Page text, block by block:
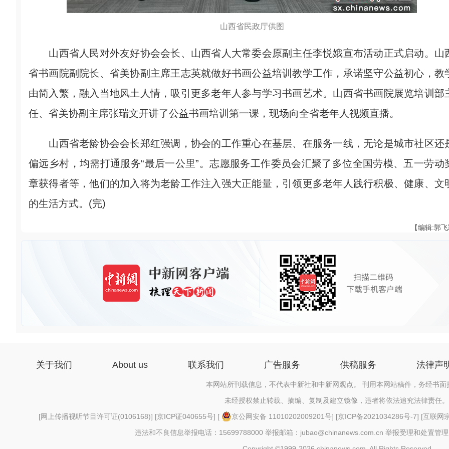
山西省民政厅供图
山西省人民对外友好协会会长、山西省人大常委会原副主任李悦娥宣布活动正式启动。山
省书画院副院长、省美协副主席王志英就做好书画公益培训教学工作，承诺坚守公益初心，教
由简入繁，融入当地风土人情，吸引更多老年人参与学习书画艺术。山西省书画院展览培训部
任、省美协副主席张瑞文开讲了公益书画培训第一课，现场向全省老年人视频直播。
山西省老龄协会会长郑红强调，协会的工作重心在基层、在服务一线，无论是城市社区还
偏远乡村，均需打通服务“最后一公里”。志愿服务工作委员会汇聚了多位全国劳模、五一劳动
章获得者等，他们的加入将为老龄工作注入强大正能量，引领更多老年人践行积极、健康、文
的生活方式。(完)
【编辑:郭飞
关于我们 About us 联系我们 广告服务 供稿服务 法律声
本网站所刊载信息，不代表中新社和中新网观点。 刊用本网站稿件，务经书面
未经授权禁止转载、摘编、复制及建立镜像，违者将依法追究法律责任。
[网上传播视听节目许可证(0106168)] [京ICP证040655号] [ 京公网安备 11010202009201号] [京ICP备2021034286号-7] [互联网
违法和不良信息举报电话：15699788000 举报邮箱：jubao@chinanews.com.cn 举报受理和处置管